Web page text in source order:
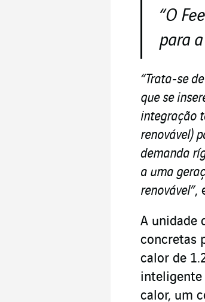
“O
para
“Trata-se
que se
integração
renovável)
demanda
a uma
renovável”,
A unidade
concretas
calor de
inteligente
calor, um